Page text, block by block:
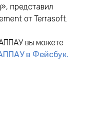
представил
от Terrasoft.
вы можете
в Фейсбук.